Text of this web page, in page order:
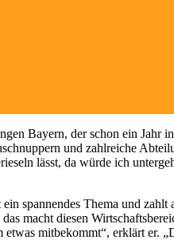
Bayern, der schon ein Jahr
und zahlreiche
lässt, da würde ich
spannendes Thema und zahlt
macht diesen
mitbekommt“, erklärt er.